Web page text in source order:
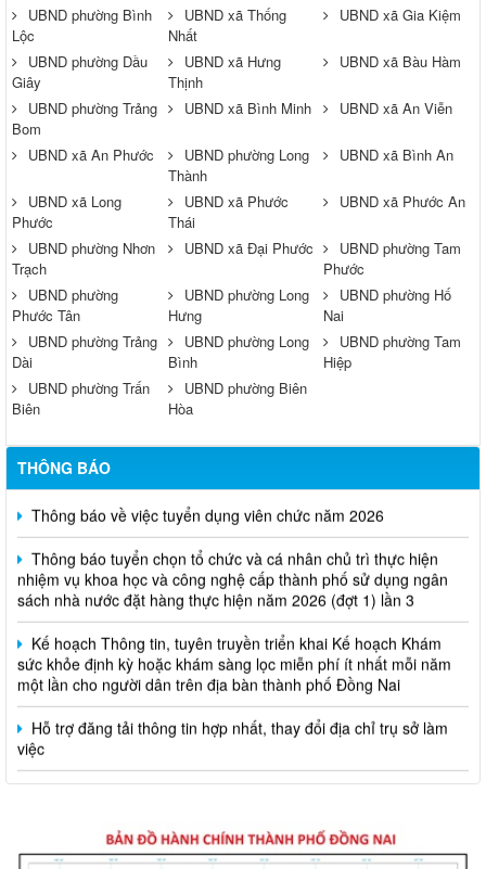
UBND phường Bình
Lộc
UBND xã Thống
Nhất
UBND xã Gia Kiệm
UBND phường Dầu
Giây
UBND xã Hưng
Thịnh
UBND xã Bàu Hàm
UBND phường Trảng
Bom
UBND xã Bình Minh UBND xã An Viễn
UBND xã An Phước
UBND phường Long
Thành
UBND xã Bình An
UBND xã Long
Phước
UBND xã Phước
Thái
UBND xã Phước An
UBND phường Nhơn
Trạch
UBND xã Đại Phước
UBND phường Tam
Phước
UBND phường
Phước Tân
UBND phường Long
Hưng
UBND phường Hố
Nai
UBND phường Trảng
Dài
UBND phường Long
Bình
UBND phường Tam
Hiệp
UBND phường Trấn
Biên
UBND phường Biên
Hòa
THÔNG BÁO
Thông báo tuyển chọn tổ chức và cá nhân chủ trì thực hiện
nhiệm vụ khoa học và công nghệ cấp thành phố sử dụng ngân
sách nhà nước đặt hàng thực hiện năm 2026 (đợt 1) lần 3
Kế hoạch Thông tin, tuyên truyền triển khai Kế hoạch Khám
sức khỏe định kỳ hoặc khám sàng lọc miễn phí ít nhất mỗi năm
một lần cho người dân trên địa bàn thành phố Đồng Nai
Hỗ trợ đăng tải thông tin hợp nhất, thay đổi địa chỉ trụ sở làm
Công khai thông tin vi phạm pháp luật trong lĩnh vực đất đai, tại
phường Hố Nai